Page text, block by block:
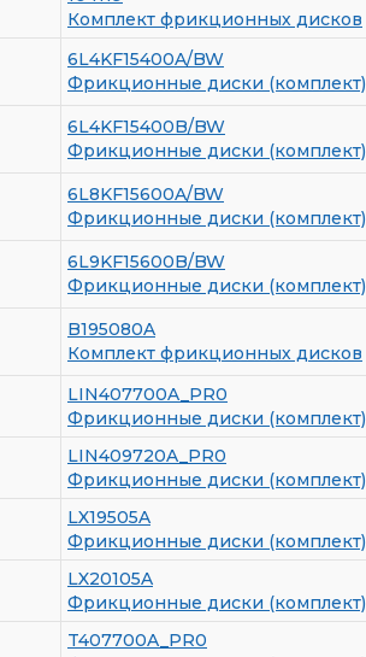
Комплект фрикционных дисков
6L4KF15400A/BW
Фрикционные диски (комплект)
6L4KF15400B/BW
Фрикционные диски (комплект)
6L8KF15600A/BW
Фрикционные диски (комплект)
6L9KF15600B/BW
Фрикционные диски (комплект)
B195080A
Комплект фрикционных дисков
LIN407700A_PR0
Фрикционные диски (комплект)
LIN409720A_PR0
Фрикционные диски (комплект)
LX19505A
Фрикционные диски (комплект)
LX20105A
Фрикционные диски (комплект)
T407700A_PR0